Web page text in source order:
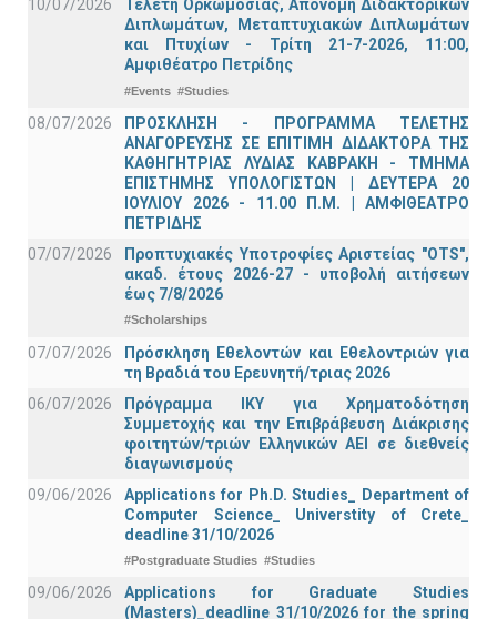
10/07/2026
Τελετή Ορκωμοσίας, Απονομή Διδακτορικών
Διπλωμάτων, Μεταπτυχιακών Διπλωμάτων
και Πτυχίων - Τρίτη 21-7-2026, 11:00,
Αμφιθέατρο Πετρίδης
#Events #Studies
08/07/2026
ΠΡΟΣΚΛΗΣΗ - ΠΡΟΓΡΑΜΜΑ ΤΕΛΕΤΗΣ
ΑΝΑΓΟΡΕΥΣΗΣ ΣΕ ΕΠΙΤΙΜΗ ΔΙΔΑΚΤΟΡΑ ΤΗΣ
ΚΑΘΗΓΗΤΡΙΑΣ ΛΥΔΙΑΣ ΚΑΒΡΑΚΗ - ΤΜΗΜΑ
ΕΠΙΣΤΗΜΗΣ ΥΠΟΛΟΓΙΣΤΩΝ | ΔΕΥΤΕΡΑ 20
ΙΟΥΛΙΟΥ 2026 - 11.00 Π.Μ. | ΑΜΦΙΘΕΑΤΡΟ
ΠΕΤΡΙΔΗΣ
07/07/2026
Προπτυχιακές Υποτροφίες Αριστείας "OTS",
ακαδ. έτους 2026-27 - υποβολή αιτήσεων
έως 7/8/2026
#Scholarships
07/07/2026
Πρόσκληση Εθελοντών και Εθελοντριών για
τη Βραδιά του Ερευνητή/τριας 2026
06/07/2026
Πρόγραμμα ΙΚΥ για Χρηματοδότηση
Συμμετοχής και την Επιβράβευση Διάκρισης
φοιτητών/τριών Ελληνικών ΑΕΙ σε διεθνείς
διαγωνισμούς
09/06/2026
Applications for Ph.D. Studies_ Department of
Computer Science_ Universtity of Crete_
deadline 31/10/2026
#Postgraduate Studies #Studies
09/06/2026
Applications for Graduate Studies
(Masters)_deadline 31/10/2026 for the spring